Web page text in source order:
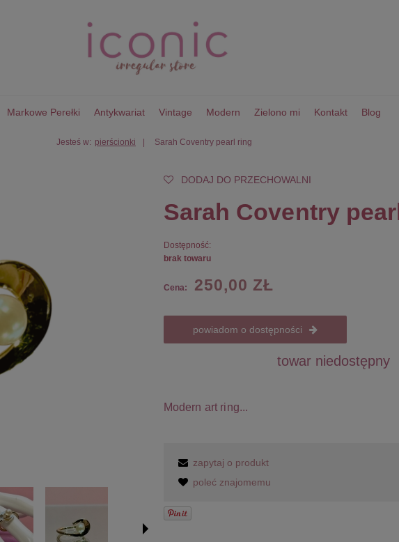
Markowe Perełki Antykwariat Vintage Modern Zielono mi Kontakt Blog
Jesteś w: pierścionki Sarah Coventry pearl ring
DODAJ DO PRZECHOWALNI
Sarah Coventry
Dostępność:
brak towaru
Cena: 250,00 ZŁ
powiadom o dostępności
towar niedostępny
Modern art ring...
zapytaj o produkt
poleć znajomemu